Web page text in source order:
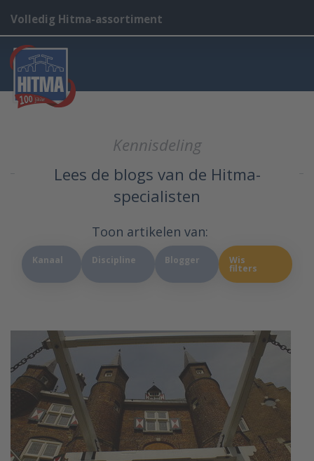
Volledig Hitma-assortiment
Kennisdeling
Lees de blogs van de Hitma-
specialisten
Toon artikelen van:
Kanaal Discipline Blogger Wis
filters